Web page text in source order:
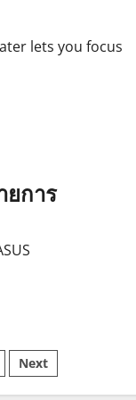
lets you focus
ยการ
Next